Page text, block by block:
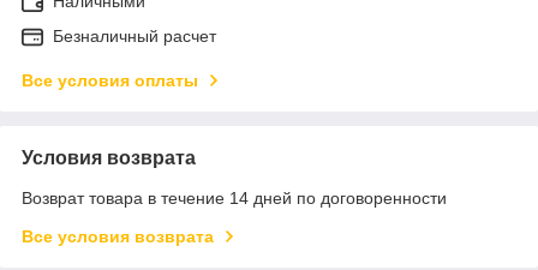
Безналичный расчет
Все условия оплаты
Условия возврата
Возврат товара в течение 14 дней по договоренности
Все условия возврата